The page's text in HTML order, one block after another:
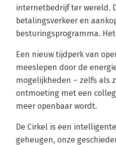
internetbedrijf ter wereld.
betalingsverkeer en
besturingsprogramma.
Een nieuw tijdperk van
meeslepen door de
mogelijkheden – zelfs als
ontmoeting met een
meer openbaar wordt.
De Cirkel is een
geheugen, onze